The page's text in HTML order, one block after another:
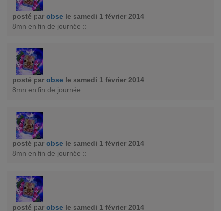
posté par obse le samedi 1 février 2014
8mn en fin de journée ::
posté par obse le samedi 1 février 2014
8mn en fin de journée ::
posté par obse le samedi 1 février 2014
8mn en fin de journée ::
posté par obse le samedi 1 février 2014